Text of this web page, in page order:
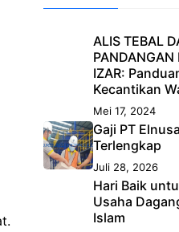
ALIS TEBAL
PANDANGAN
IZAR:
Kecantikan
Mei 17, 2024
Gaji PT
Terlengkap
Juli 28, 2026
Hari Baik
Usaha
Islam